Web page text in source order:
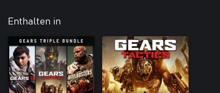
Enthalten in